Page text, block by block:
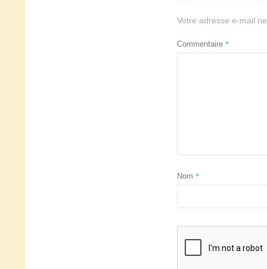
Votre adresse e-mail
Commentaire *
Nom *